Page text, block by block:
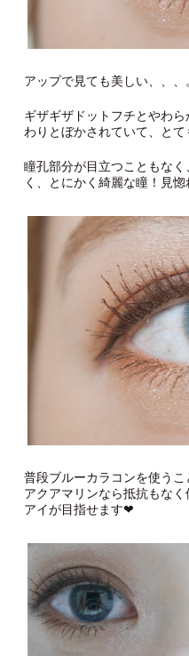
アップで見ても美しい、、、
ギザギザドットフチとやわ
わりとぼかされていて、とて
瞳孔部分が目立つこともな
く、とにかく綺麗な瞳！見惚
普段ブルーカラコンを使う
アクアマリンなら抵抗もな
アイが目指せます❤︎